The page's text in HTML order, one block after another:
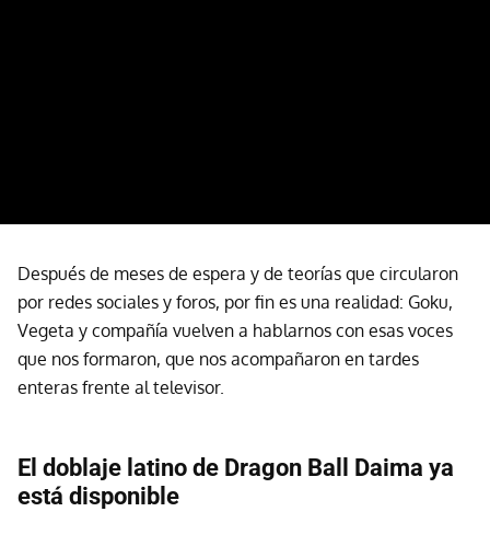
Después de meses de espera y de teorías que circularon
por redes sociales y foros, por fin es una realidad: Goku,
Vegeta y compañía vuelven a hablarnos con esas voces
que nos formaron, que nos acompañaron en tardes
enteras frente al televisor.
El doblaje latino de Dragon Ball Daima ya
está disponible